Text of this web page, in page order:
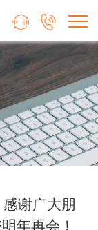


谢广大朋
年再会！